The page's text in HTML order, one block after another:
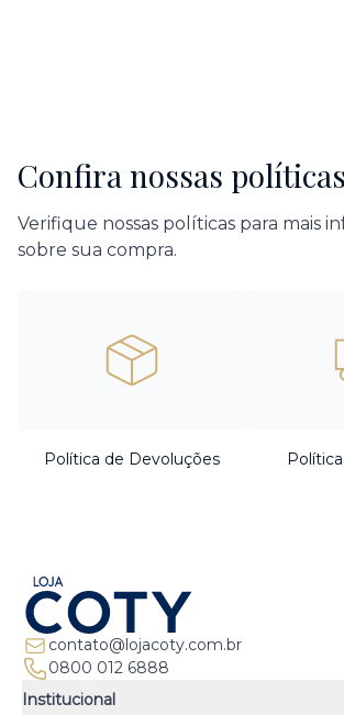
Confira nossas políticas
Verifique nossas políticas para mais
sobre sua compra.
Política de Devoluções
contato@lojacoty.com.br
0800 012 6888
Institucional